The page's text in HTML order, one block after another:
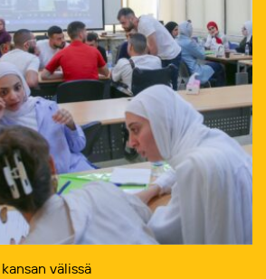
välissä